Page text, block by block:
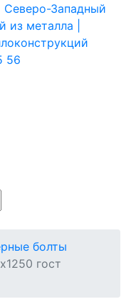
56
болты
гост